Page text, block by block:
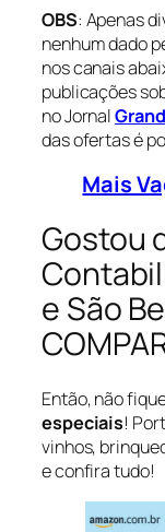
OBS: Apenas
nenhum dado
nos canais
publicações
no Jornal
das ofertas é
Mais
Gostou
e São
Então, não
especiais!
vinhos,
e confira tudo!